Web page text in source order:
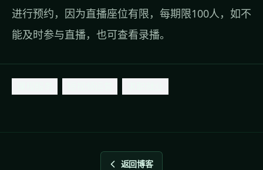
进行预约，因为直播座位有限，每期限100人，如不
能及时参与直播，也可查看录播。
返回博客